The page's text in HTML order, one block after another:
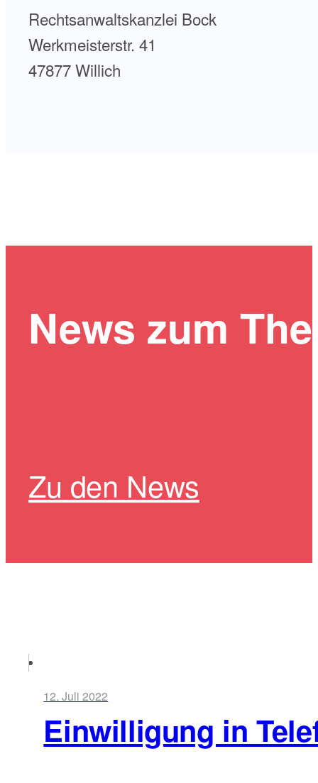
Rechtsanwaltskanzlei Bock
Werkmeisterstr. 41
47877 Willich
News zum
Zu den News
12. Juli 2022
Einwilligung in